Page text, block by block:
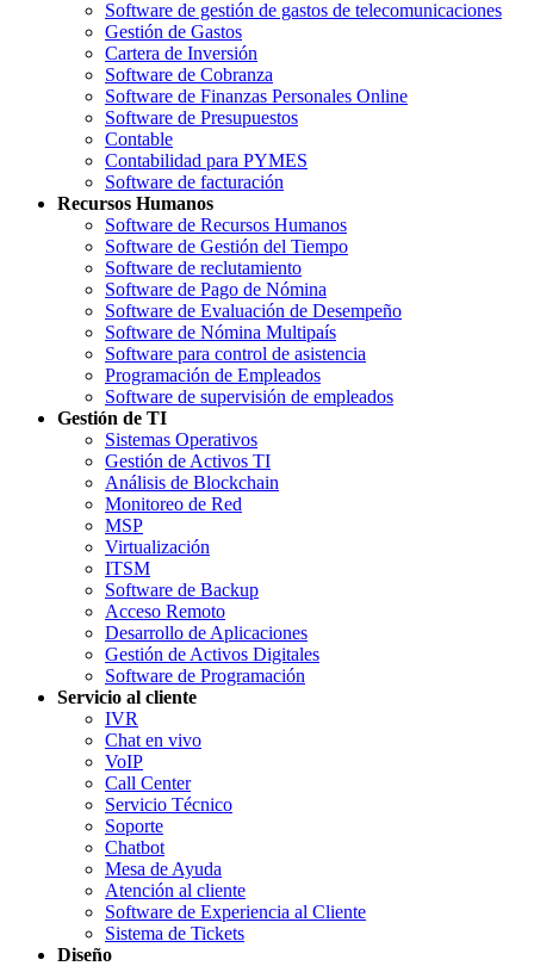
Software de gestión de gastos de telecomunicaciones
Gestión de Gastos
Cartera de Inversión
Software de Cobranza
Software de Finanzas Personales Online
Software de Presupuestos
Contable
Contabilidad para PYMES
Software de facturación
Recursos Humanos
Software de Recursos Humanos
Software de Gestión del Tiempo
Software de reclutamiento
Software de Pago de Nómina
Software de Evaluación de Desempeño
Software de Nómina Multipaís
Software para control de asistencia
Programación de Empleados
Software de supervisión de empleados
Gestión de TI
Sistemas Operativos
Gestión de Activos TI
Análisis de Blockchain
Monitoreo de Red
MSP
Virtualización
ITSM
Software de Backup
Acceso Remoto
Desarrollo de Aplicaciones
Gestión de Activos Digitales
Software de Programación
Servicio al cliente
IVR
Chat en vivo
VoIP
Call Center
Servicio Técnico
Soporte
Chatbot
Mesa de Ayuda
Atención al cliente
Software de Experiencia al Cliente
Sistema de Tickets
Diseño